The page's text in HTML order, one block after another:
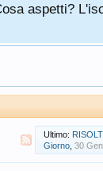
aspetti?
Ultimo:
Giorno 30